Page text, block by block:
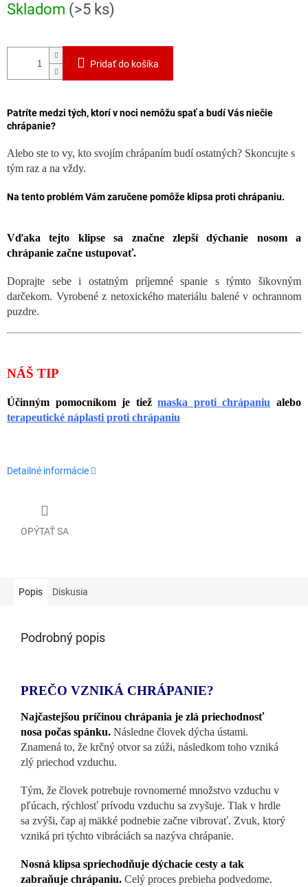
cena:
Skladom (>5 ks)
Pridať do košíka
Patríte medzi tých, ktorí v noci nemôžu spať a budí Vás niečie
chrápanie?
Alebo ste to vy, kto svojím chrápaním budí ostatných? Skoncujte s
tým raz a na vždy.
Na tento problém Vámzaručene pomôže klipsa proti chrápaniu.
Vďaka tejto klipse sa značne zlepší dýchanie nosom a
chrápanie začne ustupovať.
Doprajte sebe i ostatným príjemné spanie s týmto šikovným
darčekom. Vyrobené z netoxického materiálu balené v ochrannom
puzdre.
NÁŠ TIP
Účinným pomocníkom je tiež maska ​​proti chrápaniu alebo
terapeutické náplasti proti chrápaniu
Detailné informácie
OPÝTAŤ SA
Popis Diskusia
Podrobný popis
PREČO VZNIKÁ CHRÁPANIE?
Najčastejšou príčinou chrápania je zlá priechodnosť
nosa počas spánku. Následne človek dýcha ústami.
Znamená to, že krčný otvor sa zúži, následkom toho vzniká
zlý priechod vzduchu.
Tým, že človek potrebuje rovnomerné množstvo vzduchu v
pľúcach, rýchlosť prívodu vzduchu sa zvyšuje. Tlak v hrdle
sa zvýši, čap aj mäkké podnebie začne vibrovať. Zvuk, ktorý
vzniká pri týchto vibráciách sa nazýva chrápanie.
Nosná klipsa spriechodňuje dýchacie cesty a tak
zabraňuje chrápaniu. Celý proces prebieha podvedome.